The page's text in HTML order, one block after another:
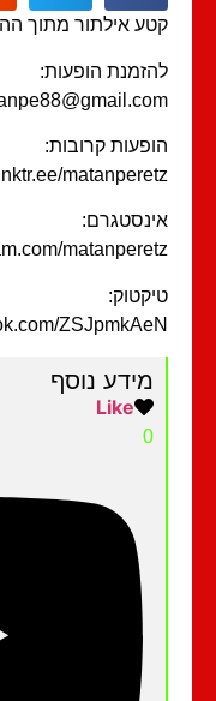
אילתור מתוך ההופעה
הופעות:
קרובות:
linktr.ee/
מידע נוסף